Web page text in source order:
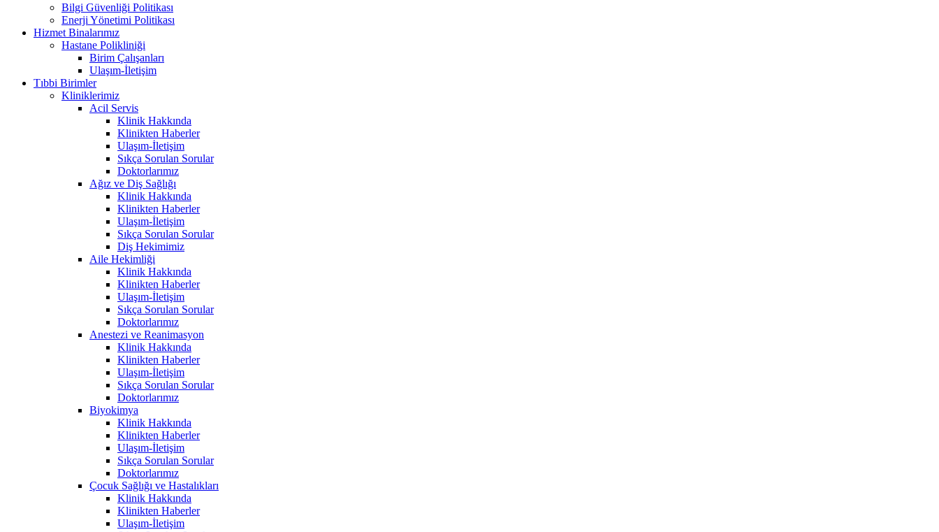
Bilgi Güvenliği Politikası
Enerji Yönetimi Politikası
Hizmet Binalarımız
Hastane Polikliniği
Birim Çalışanları
Ulaşım-İletişim
Tıbbi Birimler
Kliniklerimiz
Acil Servis
Klinik Hakkında
Klinikten Haberler
Ulaşım-İletişim
Sıkça Sorulan Sorular
Doktorlarımız
Ağız ve Diş Sağlığı
Klinik Hakkında
Klinikten Haberler
Ulaşım-İletişim
Sıkça Sorulan Sorular
Diş Hekimimiz
Aile Hekimliği
Klinik Hakkında
Klinikten Haberler
Ulaşım-İletişim
Sıkça Sorulan Sorular
Doktorlarımız
Anestezi ve Reanimasyon
Klinik Hakkında
Klinikten Haberler
Ulaşım-İletişim
Sıkça Sorulan Sorular
Doktorlarımız
Biyokimya
Klinik Hakkında
Klinikten Haberler
Ulaşım-İletişim
Sıkça Sorulan Sorular
Doktorlarımız
Çocuk Sağlığı ve Hastalıkları
Klinik Hakkında
Klinikten Haberler
Ulaşım-İletişim